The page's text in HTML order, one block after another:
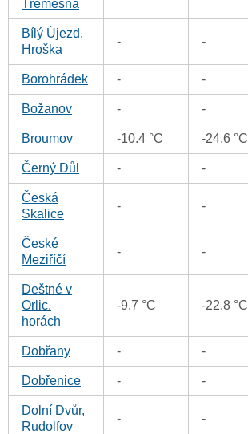
Třemešná
Bílý Újezd,
Hroška
- -
Borohrádek - -
Božanov - -
Broumov -10.4 °C -24.6 °C
Černý Důl - -
Česká
Skalice
- -
České
Meziříčí
- -
Deštné v
Orlic.
horách
-9.7 °C -22.8 °C
Dobřany - -
Dobřenice - -
Dolní Dvůr,
Rudolfov
- -